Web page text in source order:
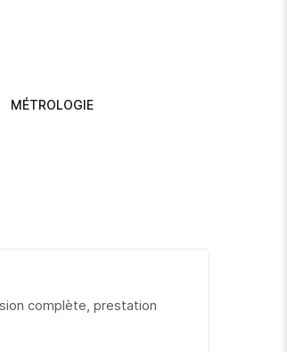
MÉTROLOGIE
complète, prestation